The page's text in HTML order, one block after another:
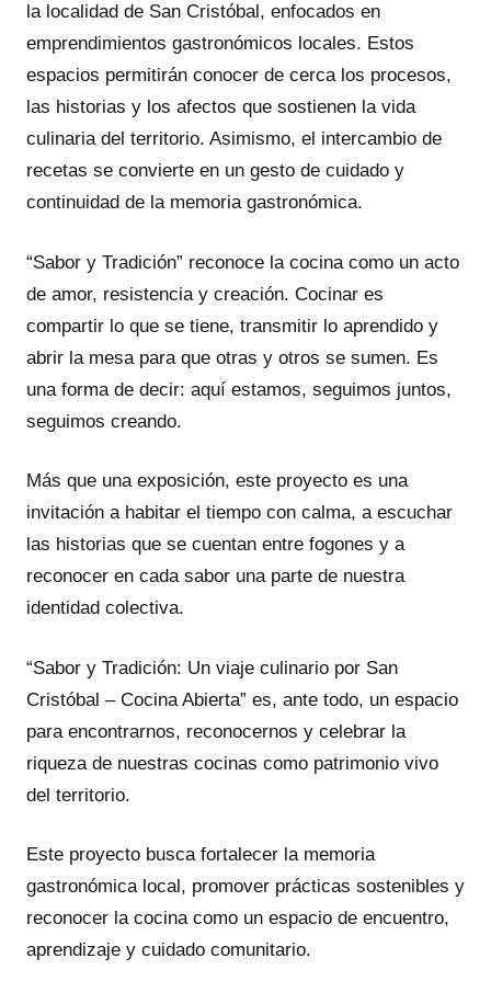
la localidad de San Cristóbal, enfocados en
emprendimientos gastronómicos locales. Estos
espacios permitirán conocer de cerca los procesos,
las historias y los afectos que sostienen la vida
culinaria del territorio. Asimismo, el intercambio de
recetas se convierte en un gesto de cuidado y
continuidad de la memoria gastronómica.
“Sabor y Tradición” reconoce la cocina como un acto
de amor, resistencia y creación. Cocinar es
compartir lo que se tiene, transmitir lo aprendido y
abrir la mesa para que otras y otros se sumen. Es
una forma de decir: aquí estamos, seguimos juntos,
seguimos creando.
Más que una exposición, este proyecto es una
invitación a habitar el tiempo con calma, a escuchar
las historias que se cuentan entre fogones y a
reconocer en cada sabor una parte de nuestra
identidad colectiva.
“Sabor y Tradición: Un viaje culinario por San
Cristóbal – Cocina Abierta” es, ante todo, un espacio
para encontrarnos, reconocernos y celebrar la
riqueza de nuestras cocinas como patrimonio vivo
del territorio.
Este proyecto busca fortalecer la memoria
gastronómica local, promover prácticas sostenibles y
reconocer la cocina como un espacio de encuentro,
aprendizaje y cuidado comunitario.